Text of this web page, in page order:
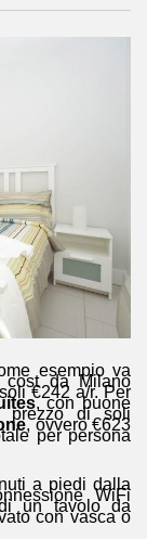
esempio va
da Milano
€242 a/r. Per
, con buone
di soli
, ovvero €623
per persona
a piedi dalla
WiFi
un tavolo da
con vasca o